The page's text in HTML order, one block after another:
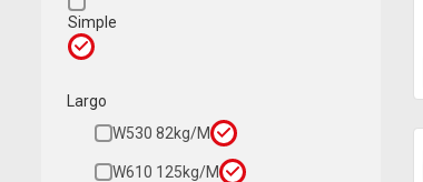
Simple
Largo
W530 82kg/m
W610 125kg/m